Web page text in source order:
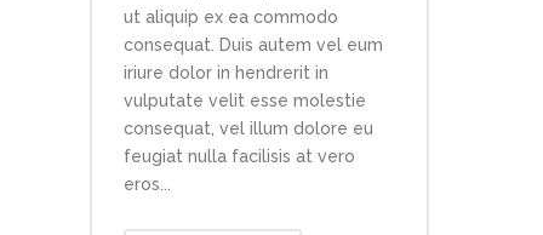
ut aliquip ex ea commodo
consequat. Duis autem vel eum
iriure dolor in hendrerit in
vulputate velit esse molestie
consequat, vel illum dolore eu
feugiat nulla facilisis at vero
eros...